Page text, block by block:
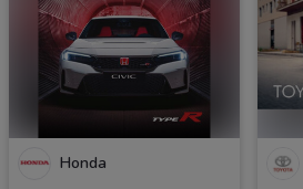
Honda